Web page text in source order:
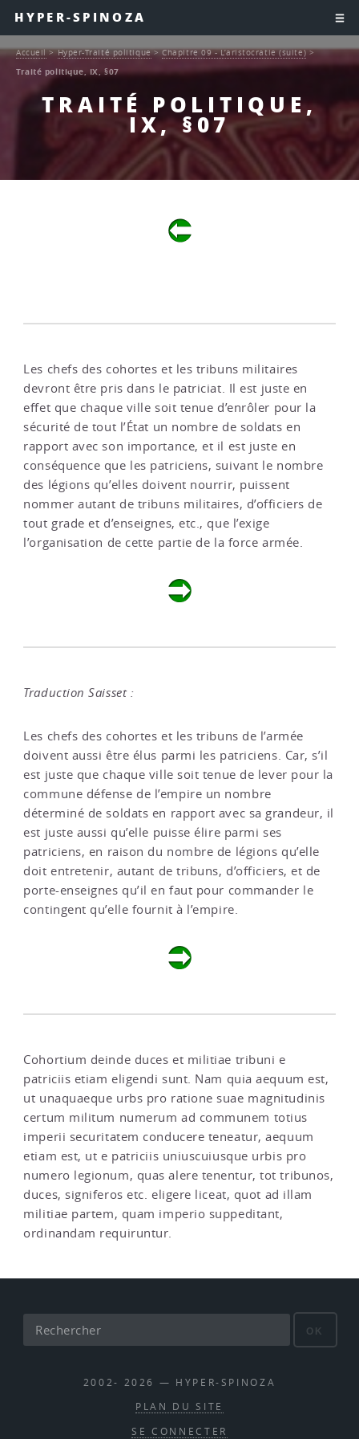
HYPER-SPINOZA
TRAITÉ POLITIQUE,
IX, §07
Accueil>Hyper-Traité politique>Chapitre 09 - L’aristocratie (suite)>
Traité politique, IX, §07
Les chefs des cohortes et les tribuns militaires
devront être pris dans le patriciat. Il est juste en
effet que chaque ville soit tenue d’enrôler pour la
sécurité de tout l’État un nombre de soldats en
rapport avec son importance, et il est juste en
conséquence que les patriciens, suivant le nombre
des légions qu’elles doivent nourrir, puissent
nommer autant de tribuns militaires, d’officiers de
tout grade et d’enseignes, etc., que l’exige
l’organisation de cette partie de la force armée.
Traduction Saisset :
Les chefs des cohortes et les tribuns de l’armée
doivent aussi être élus parmi les patriciens. Car, s’il
est juste que chaque ville soit tenue de lever pour la
commune défense de l’empire un nombre
déterminé de soldats en rapport avec sa grandeur, il
est juste aussi qu’elle puisse élire parmi ses
patriciens, en raison du nombre de légions qu’elle
doit entretenir, autant de tribuns, d’officiers, et de
porte-enseignes qu’il en faut pour commander le
contingent qu’elle fournit à l’empire.
Cohortium deinde duces et militiae tribuni e
patriciis etiam eligendi sunt. Nam quia aequum est,
ut unaquaeque urbs pro ratione suae magnitudinis
certum militum numerum ad communem totius
imperii securitatem conducere teneatur, aequum
etiam est, ut e patriciis uniuscuiusque urbis pro
numero legionum, quas alere tenentur, tot tribunos,
duces, signiferos etc. eligere liceat, quot ad illam
militiae partem, quam imperio suppeditant,
ordinandam requiruntur.
OK
2002- 2026 — HYPER-SPINOZA
PLAN DU SITE
SE CONNECTER